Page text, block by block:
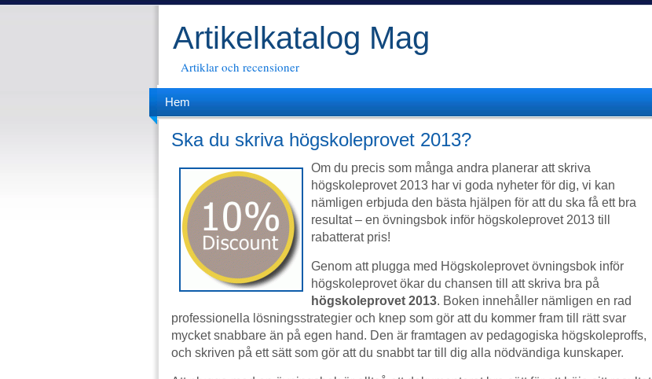
Artikelkatalog Mag
Artiklar och recensioner
Hem
Ska du skriva högskoleprovet 2013?
Om du precis som många andra planerar att skriva
högskoleprovet 2013 har vi goda nyheter för dig, vi kan
nämligen erbjuda den bästa hjälpen för att du ska få ett bra
resultat – en övningsbok inför högskoleprovet 2013 till
rabatterat pris!
Genom att plugga med Högskoleprovet övningsbok inför
högskoleprovet ökar du chansen till att skriva bra på
högskoleprovet 2013. Boken innehåller nämligen en rad
professionella lösningsstrategier och knep som gör att du kommer fram till rätt svar
mycket snabbare än på egen hand. Den är framtagen av pedagogiska högskoleproffs,
och skriven på ett sätt som gör att du snabbt tar till dig alla nödvändiga kunskaper.